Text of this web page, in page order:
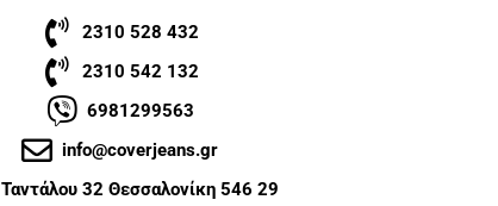
2310 528 432
2310 542 132
6981299563
info@coverjeans.gr
Ταντάλου 32 Θεσσαλονίκη 546 29